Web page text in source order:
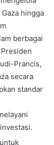
hingga
berbagai
Prancis,
secara
standar